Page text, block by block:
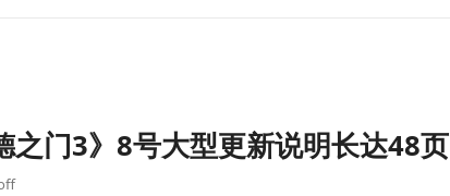
之门3》8号大型更新说明长达48页